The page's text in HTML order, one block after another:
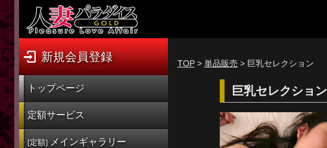
新規会員登録 ログイン
トップページ
定額サービス
[定額] メインギャラリー
新規会員登録
トップページ
定額サービス
[定額] メインギャラリー
TOP> 単品販売 > 巨乳セレクション
巨乳セレクション